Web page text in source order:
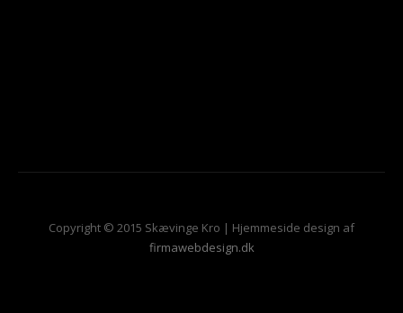
Copyright © 2015 Skævinge Kro | Hjemmeside design af
firmawebdesign.dk